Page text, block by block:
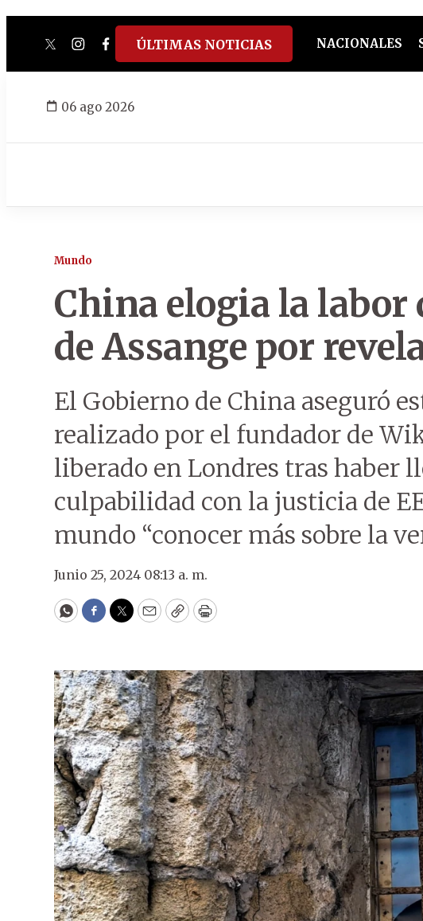
twitterinstagram
facebook
tiktokyoutube
spotify
ÚLTIMAS NOTICIAS NACIONALES
06 ago 2026
Mundo
China elogia la labor
de Assange por
El Gobierno de China aseguró
realizado por el fundador de
liberado en Londres tras haber
culpabilidad con la justicia de
mundo “conocer más sobre la
Junio 25, 2024 08:13 a. m.
WhatsApp
Facebook
Twitter
EmailCopyPrint